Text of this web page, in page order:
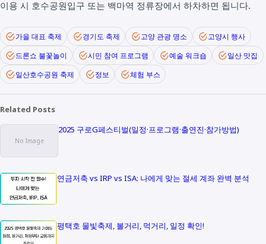
이용 시 호수공원입구 또는 백마역 정류장에서 하차하면 됩니다.
가을 대표 축제 경기도 축제 고양 관광 명소
고양시 행사
드론쇼 불꽃놀이
시민 참여 프로그램 예술 워크숍
일산 맛집
일산호수공원 축제
정보 체험 부스
Related Posts
2025 구로G페스티벌(일정·프로그램·출연진·참가방법)
연금저축 vs IRP vs ISA: 나에게 맞는 절세 계좌 완벽 분석
평택호 물빛축제, 볼거리, 먹거리, 일정 확인!